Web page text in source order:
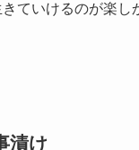
ていけるのが楽し
漬け